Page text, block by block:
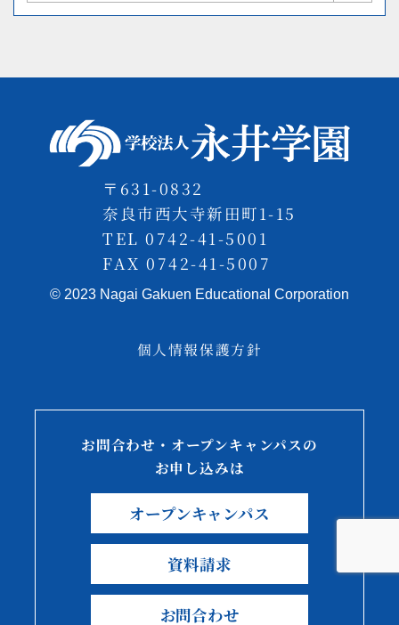
〒631-0832
奈良市西大寺新田町1-15
TEL 0742-41-5001
FAX 0742-41-5007
© 2023 Nagai Gakuen Educational Corporation
個人情報保護方針
お問合わせ・オープンキャンパスの
お申し込みは
オープンキャンパス
資料請求
お問合わせ